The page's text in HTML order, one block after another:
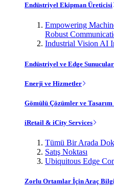
Endüstriyel Ekipman Üreticisi
Empowering
Robust
Industrial Vision AI
Endüstriyel ve Edge
Enerji ve Hizmetler
Gömülü Çözümler ve
iRetail & iCity Services
Tümü Bir Arada
Satış Noktası
Ubiquitous Edge
Zorlu Ortamlar İçin Araç